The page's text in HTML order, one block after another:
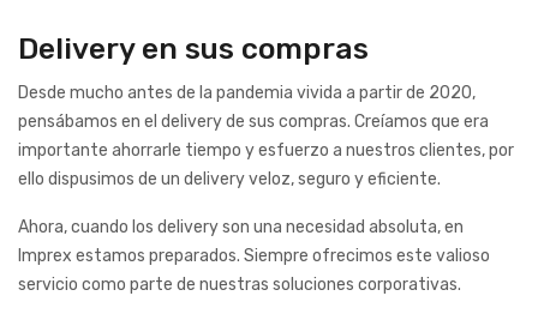
Delivery en sus compras
Desde mucho antes de la pandemia vivida a partir de 2020,
pensábamos en el delivery de sus compras. Creíamos que era
importante ahorrarle tiempo y esfuerzo a nuestros clientes, por
ello dispusimos de un delivery veloz, seguro y eficiente.
Ahora, cuando los delivery son una necesidad absoluta, en
Imprex estamos preparados. Siempre ofrecimos este valioso
servicio como parte de nuestras soluciones corporativas.